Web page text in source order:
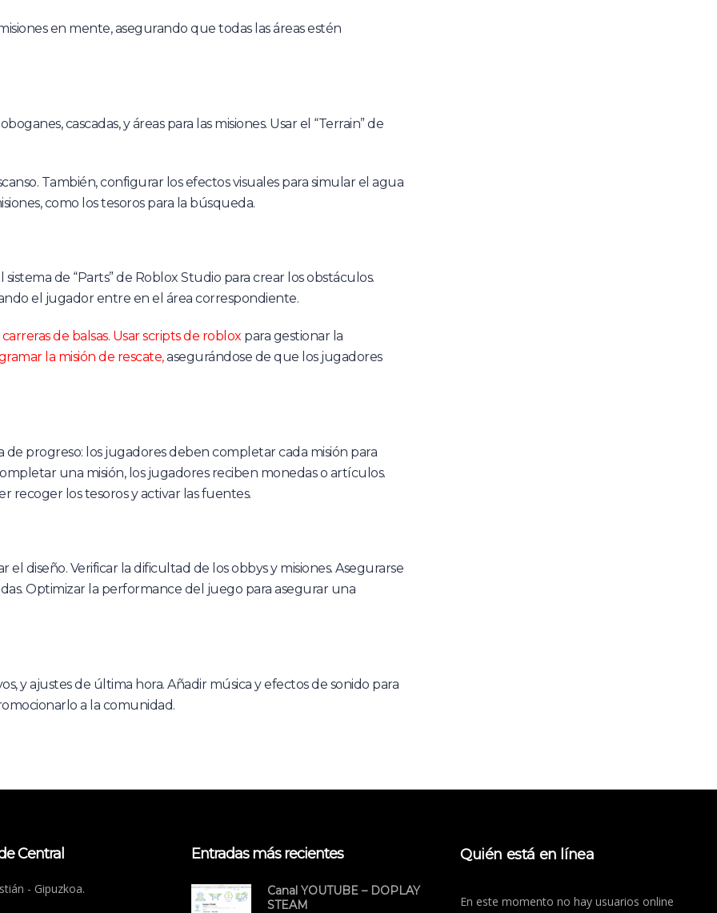
en mente, asegurando que todas las áreas estén
cascadas, y áreas para las misiones. Usar el “Terrain” de
También, configurar los efectos visuales para simular el agua
como los tesoros para la búsqueda.
de “Parts” de Roblox Studio para crear los obstáculos.
el jugador entre en el área correspondiente.
de balsas. Usar scripts de roblox para gestionar la
la misión de rescate,asegurándose de que los jugadores
de progreso: los jugadores deben completar cada misión para
una misión, los jugadores reciben monedas o artículos.
recoger los tesoros y activar las fuentes.
diseño. Verificar la dificultad de los obbys y misiones. Asegurarse
Optimizar la performance del juego para asegurar una
y ajustes de última hora. Añadir música y efectos de sonido para
a la comunidad.
Central
- Gipuzkoa.
Entradas más recientes
Canal YOUTUBE – DOPLAY
STEAM
Quién está en línea
En este momento no hay usuarios online